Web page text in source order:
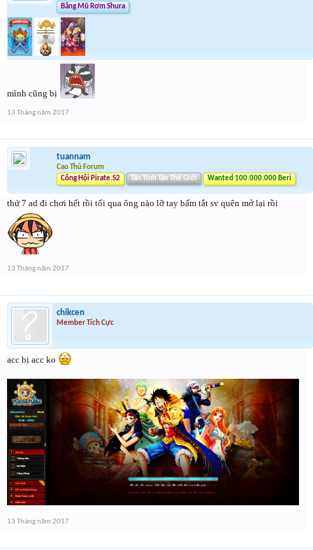
Băng Mũ Rơm Shura
mình cũng bị
13 Tháng năm 2017
tuannam
Cao Thủ Forum
Công Hội Pirate.S2
Tân Tinh Tân Thế Giới Wanted 100.000.000 Beri
thứ 7 ad đi chơi hết rồi tối qua ông nào lỡ tay bấm tắt sv quên mở lại rồi
13 Tháng năm 2017
chikcen
Member Tích Cực
acc bị acc ko
13 Tháng năm 2017